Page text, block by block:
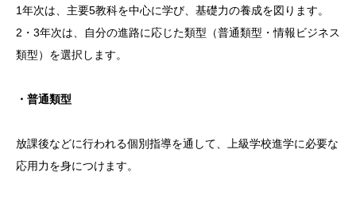
1年次は、主要5教科を中心に学び、基礎力の養成を図ります。
2・3年次は、自分の進路に応じた類型（普通類型・情報ビジネス
類型）を選択します。
・普通類型
放課後などに行われる個別指導を通して、上級学校進学に必要な
応用力を身につけます。